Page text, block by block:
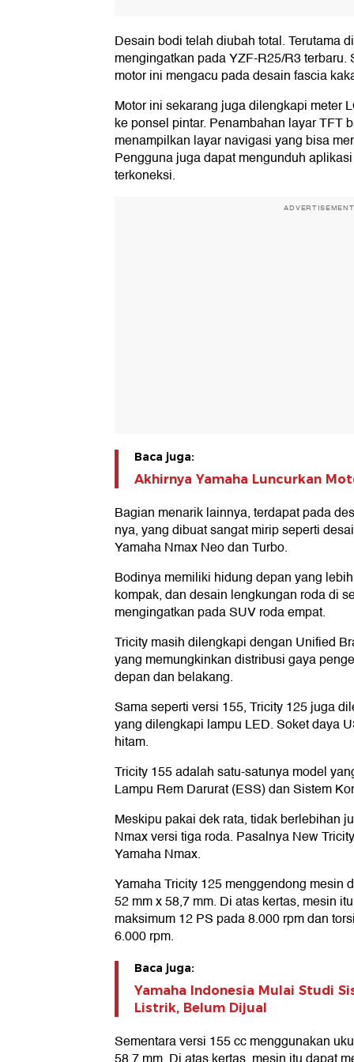
Desain bodi telah diubah total. Terutama
mengingatkan pada YZF-R25/R3 terbaru.
motor ini mengacu pada desain fascia
Motor ini sekarang juga dilengkapi meter
ke ponsel pintar. Penambahan layar TFT
menampilkan layar navigasi yang bisa
Pengguna juga dapat mengunduh
terkoneksi.
ADVERTISEMENT
Baca juga:
Akhirnya Yamaha Luncurkan
Bagian menarik lainnya, terdapat pada
nya, yang dibuat sangat mirip seperti
Yamaha Nmax Neo dan Turbo.
Bodinya memiliki hidung depan yang
kompak, dan desain lengkungan roda di
mengingatkan pada SUV roda empat.
Tricity masih dilengkapi dengan Unified
yang memungkinkan distribusi gaya
depan dan belakang.
Sama seperti versi 155, Tricity 125 juga
yang dilengkapi lampu LED. Soket daya
hitam.
Tricity 155 adalah satu-satunya model
Lampu Rem Darurat (ESS) dan Sistem
Meskipu pakai dek rata, tidak berlebihan
Nmax versi tiga roda. Pasalnya New
Yamaha Nmax.
Yamaha Tricity 125 menggendong mesin
52 mm x 58,7 mm. Di atas kertas, mesin
maksimum 12 PS pada 8.000 rpm dan
6.000 rpm.
Baca juga:
Yamaha Indonesia Mulai Studi
Listrik, Belum Dijual
Sementara versi 155 cc menggunakan